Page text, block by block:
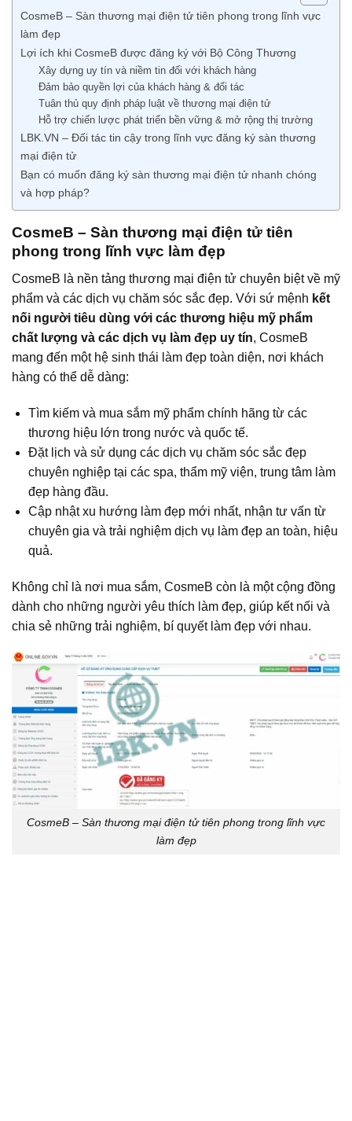
CosmeB – Sàn thương mại điện tử tiên phong trong lĩnh vực
làm đẹp
Lợi ích khi CosmeB được đăng ký với Bộ Công Thương
Xây dựng uy tín và niềm tin đối với khách hàng
Đảm bảo quyền lợi của khách hàng & đối tác
Tuân thủ quy định pháp luật về thương mại điện tử
Hỗ trợ chiến lược phát triển bền vững & mở rộng thị trường
LBK.VN – Đối tác tin cậy trong lĩnh vực đăng ký sàn thương
mại điện tử
Bạn có muốn đăng ký sàn thương mại điện tử nhanh chóng
và hợp pháp?
CosmeB – Sàn thương mại điện tử tiên
phong trong lĩnh vực làm đẹp
CosmeB là nền tảng thương mại điện tử chuyên biệt về mỹ
phẩm và các dịch vụ chăm sóc sắc đẹp. Với sứ mệnh kết
nối người tiêu dùng với các thương hiệu mỹ phẩm
chất lượng và các dịch vụ làm đẹp uy tín, CosmeB
mang đến một hệ sinh thái làm đẹp toàn diện, nơi khách
hàng có thể dễ dàng:
Tìm kiếm và mua sắm mỹ phẩm chính hãng từ các
thương hiệu lớn trong nước và quốc tế.
Đặt lịch và sử dụng các dịch vụ chăm sóc sắc đẹp
chuyên nghiệp tại các spa, thẩm mỹ viện, trung tâm làm
đẹp hàng đầu.
Cập nhật xu hướng làm đẹp mới nhất, nhận tư vấn từ
chuyên gia và trải nghiệm dịch vụ làm đẹp an toàn, hiệu
quả.
Không chỉ là nơi mua sắm, CosmeB còn là một cộng đồng
dành cho những người yêu thích làm đẹp, giúp kết nối và
chia sẻ những trải nghiệm, bí quyết làm đẹp với nhau.
CosmeB – Sàn thương mại điện tử tiên phong trong lĩnh vực
làm đẹp